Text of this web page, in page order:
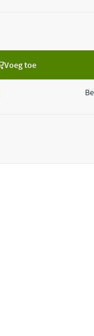
Voeg toe